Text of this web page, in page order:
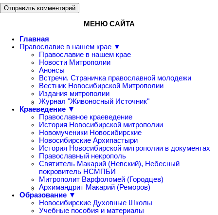
Отправить комментарий
МЕНЮ САЙТА
Главная
Православие в нашем крае ▼
Православие в нашем крае
Новости Митрополии
Анонсы
Встречи. Страничка православной молодежи
Вестник Новосибирской Митрополии
Издания митрополии
Журнал "Живоносный Источник"
Краеведение ▼
Православное краеведение
История Новосибирской митрополии
Новомученики Новосибирские
Новосибирские Архипастыри
История Новосибирской митрополии в документах
Православный некрополь
Святитель Макарий (Невский), Небесный
покровитель НСМПБИ
Митрополит Варфоломей (Городцев)
Архимандрит Макарий (Реморов)
Образование ▼
Новосибирские Духовные Школы
Учебные пособия и материалы